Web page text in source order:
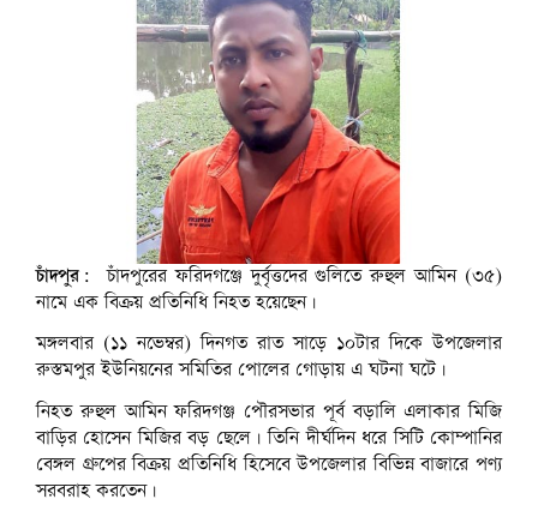
চাঁদপুর:
চাঁদপুরের ফরিদগঞ্জে দুর্বৃত্তদের গুলিতে রুহুল আমিন (৩৫)
নামে এক বিক্রয় প্রতিনিধি নিহত হয়েছেন।
মঙ্গলবার (১১ নভেম্বর) দিনগত রাত সাড়ে ১০টার দিকে উপজেলার
রুস্তমপুর ইউনিয়নের সমিতির পোলের গোড়ায় এ ঘটনা ঘটে।
নিহত রুহুল আমিন ফরিদগঞ্জ পৌরসভার পূর্ব বড়ালি এলাকার মিজি
বাড়ির হোসেন মিজির বড় ছেলে। তিনি দীর্ঘদিন ধরে সিটি কোম্পানির
বেঙ্গল গ্রুপের বিক্রয় প্রতিনিধি হিসেবে উপজেলার বিভিন্ন বাজারে পণ্য
সরবরাহ করতেন।